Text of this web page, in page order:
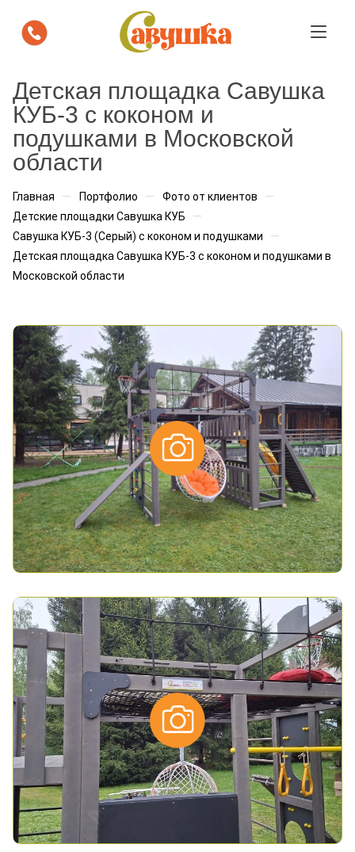
Детская площадка Савушка
КУБ-3 с коконом и
подушками в Московской
области
Главная — Портфолио — Фото от клиентов —
Детские площадки Савушка КУБ —
Савушка КУБ-3 (Серый) с коконом и подушками —
Детская площадка Савушка КУБ-3 с коконом и подушками в
Московской области
будет выглядеть на вашем участке
Мы бесплатно подготовим визуализацию с
расстановкой площадки. Вы сразу увидите, как она
впишется в пространство.
Ваше имя*
Телефон *
*- обязательные поля